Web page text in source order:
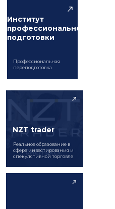
Профессиональная
переподготовка
Институт
профессиональной
подготовки
Реальное образование в
сфере инвестирования и
спекулятивной торговле
NZT trader